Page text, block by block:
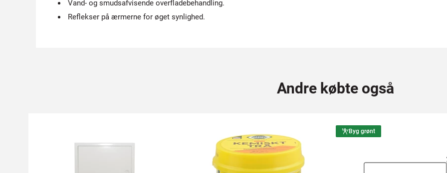
Vand- og smudsafvisende overfladebehandling.
Reflekser på ærmerne for øget synlighed.
Andre købte også
Byg grønt